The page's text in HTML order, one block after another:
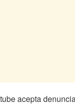
acepta